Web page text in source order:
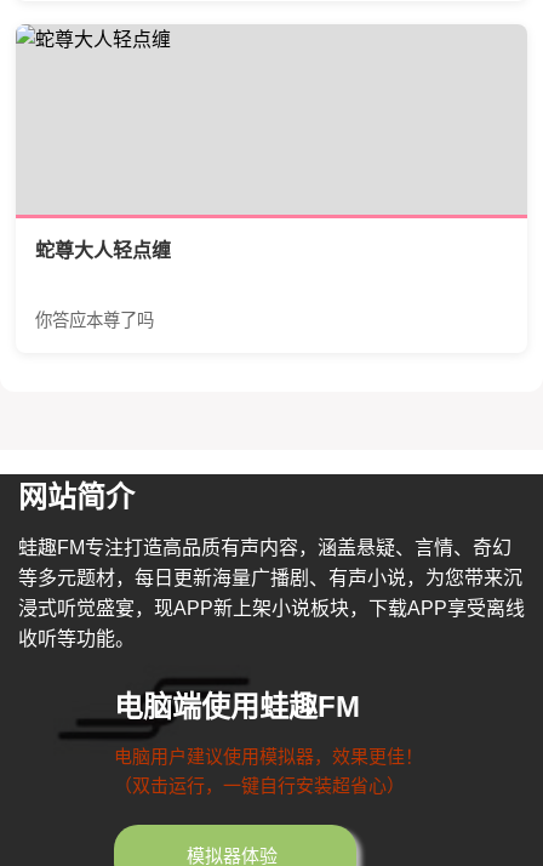
蛇尊大人轻点缠
你答应本尊了吗
网站简介
蛙趣FM专注打造高品质有声内容，涵盖悬疑、言情、奇幻
等多元题材，每日更新海量广播剧、有声小说，为您带来沉
浸式听觉盛宴，现APP新上架小说板块，下载APP享受离线
收听等功能。
电脑端使用蛙趣FM
电脑用户建议使用模拟器，效果更佳！
（双击运行，一键自行安装超省心）
模拟器体验